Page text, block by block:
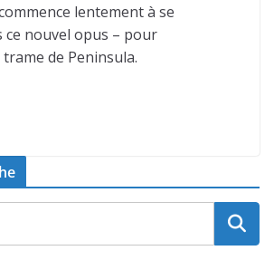
lentement à se
ce nouvel opus – pour
de Peninsula.